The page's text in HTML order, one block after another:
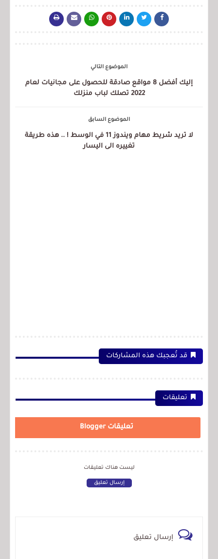
الموضوع التالي
إليك أفضل 8 مواقع صادقة للحصول على مجانيات لعام
2022 تصلك لباب منزلك
الموضوع السابق
لا تريد شريط مهام ويندوز 11 في الوسط ! .. هذه طريقة
تغييره الى اليسار
قد تُعجبك هذه المشاركات
تعليقات
تعليقات Blogger
ليست هناك تعليقات
إرسال تعليق
إرسال تعليق